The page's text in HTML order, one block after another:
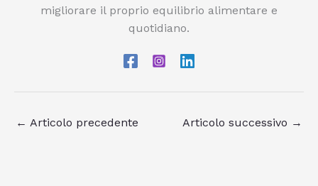
migliorare il proprio equilibrio alimentare e
quotidiano.
← Articolo precedente Articolo successivo →